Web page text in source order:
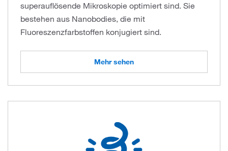
superauflösende Mikroskopie optimiert sind. Sie
bestehen aus Nanobodies, die mit
Fluoreszenzfarbstoffen konjugiert sind.
Mehr sehen